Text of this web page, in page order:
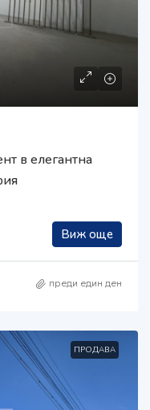
в елегантна
Виж още
преди един ден
ПРОДАВА